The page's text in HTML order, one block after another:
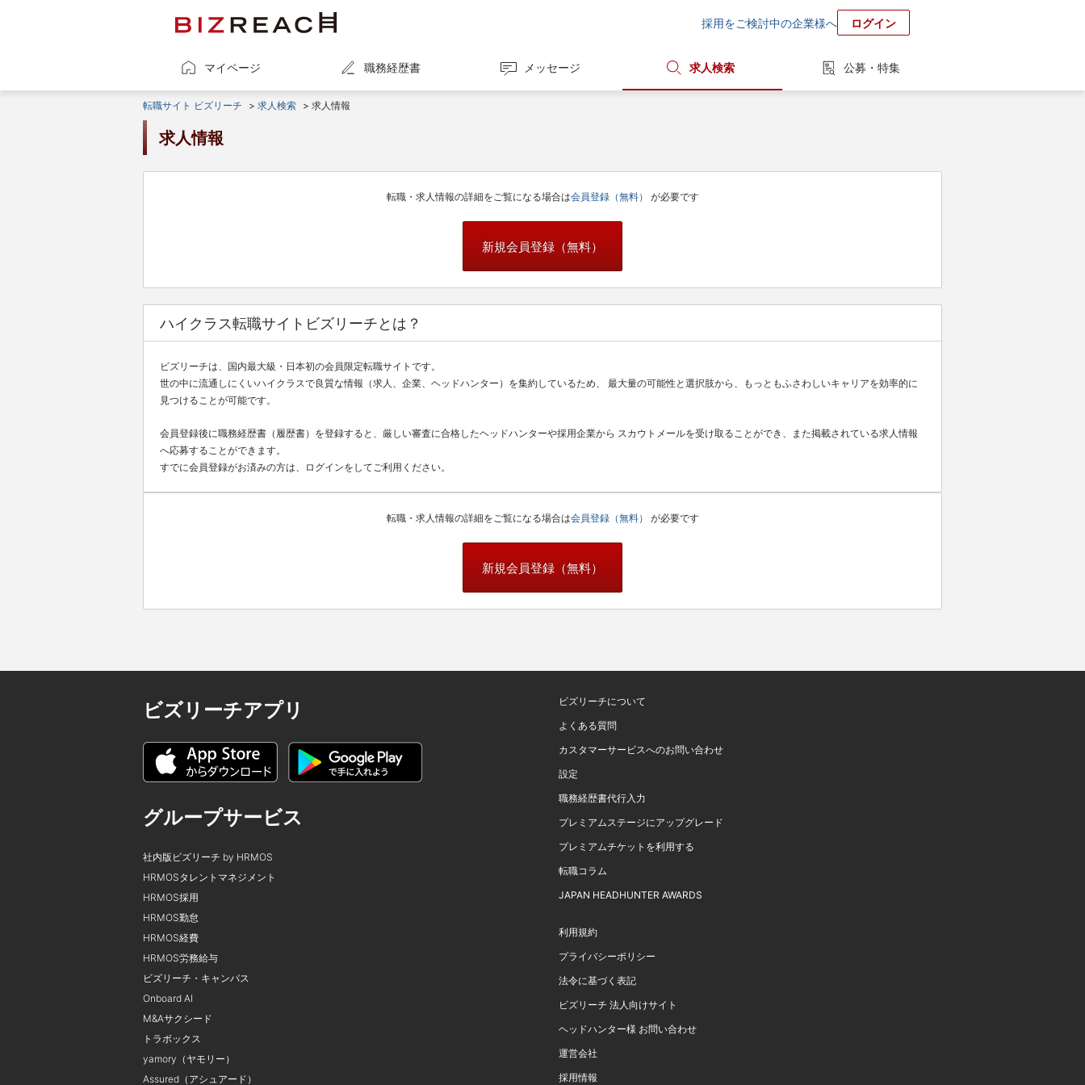
採用をご検討中の企業様へ ログイン
マイページ 職務経歴書 メッセージ 求人検索 公募・特集
転職サイト ビズリーチ > 求人検索 > 求人情報
求人情報
転職・求人情報の詳細をご覧になる場合は会員登録（無料） が必要です
新規会員登録（無料）
ハイクラス転職サイトビズリーチとは？
ビズリーチは、国内最大級・日本初の会員限定転職サイトです。
世の中に流通しにくいハイクラスで良質な情報（求人、企業、ヘッドハンター）を集約しているため、 最大量の可能性と選択肢から、もっともふさわしいキャリアを効率的に
見つけることが可能です。
会員登録後に職務経歴書（履歴書）を登録すると、厳しい審査に合格したヘッドハンターや採用企業から スカウトメールを受け取ることができ、また掲載されている求人情報
へ応募することができます。
すでに会員登録がお済みの方は、ログインをしてご利用ください。
転職・求人情報の詳細をご覧になる場合は会員登録（無料） が必要です
新規会員登録（無料）
ビズリーチアプリ
グループサービス
社内版ビズリーチ by HRMOS
HRMOSタレントマネジメント
HRMOS採用
HRMOS勤怠
HRMOS経費
HRMOS労務給与
ビズリーチ・キャンパス
Onboard AI
M&Aサクシード
トラボックス
yamory（ヤモリー）
Assured（アシュアード）
ビズリーチについて
よくある質問
カスタマーサービスへのお問い合わせ
設定
職務経歴書代行入力
プレミアムステージにアップグレード
プレミアムチケットを利用する
転職コラム
JAPAN HEADHUNTER AWARDS
利用規約
プライバシーポリシー
法令に基づく表記
ビズリーチ 法人向けサイト
ヘッドハンター様 お問い合わせ
運営会社
採用情報